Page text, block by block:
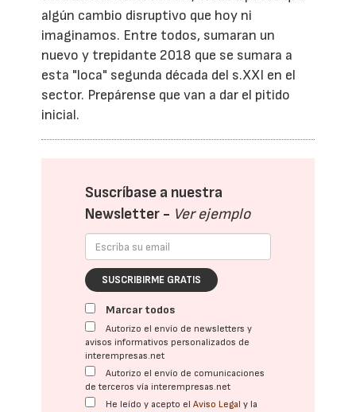
algún cambio disruptivo que hoy ni
imaginamos. Entre todos, sumaran un
nuevo y trepidante 2018 que se sumara a
esta "loca" segunda década del s.XXI en el
sector. Prepárense que van a dar el pitido
inicial.
Suscríbase a nuestra
Newsletter - Ver ejemplo
SUSCRIBIRME GRATIS
Marcar todos
Autorizo el envío de newsletters y
avisos informativos personalizados de
interempresas.net
Autorizo el envío de comunicaciones
de terceros vía interempresas.net
He leído y acepto elAviso Legal y la